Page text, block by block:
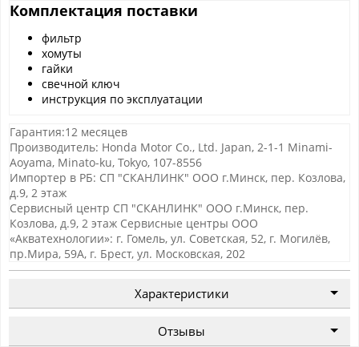
Комплектация поставки
фильтр
хомуты
гайки
свечной ключ
инструкция по эксплуатации
Гарантия:12 месяцев
Производитель: Honda Motor Co., Ltd. Japan, 2-1-1 Minami-
Aoyama, Minato-ku, Tokyo, 107-8556
Импортер в РБ: СП "СКАНЛИНК" ООО г.Минск, пер. Козлова,
д.9, 2 этаж
Сервисный центр СП "СКАНЛИНК" ООО г.Минск, пер.
Козлова, д.9, 2 этаж Сервисные центры ООО
«Акватехнологии»: г. Гомель, ул. Советская, 52, г. Могилёв,
пр.Мира, 59А, г. Брест, ул. Московская, 202
Характеристики
Отзывы